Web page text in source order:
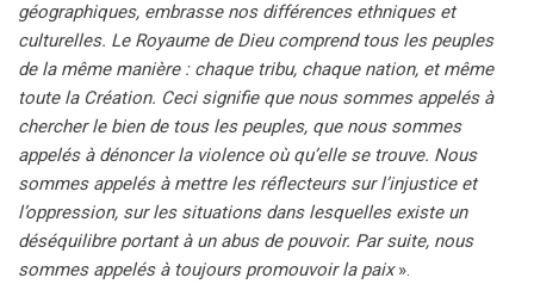
géographiques, embrasse nos différences ethniques et
culturelles. Le Royaume de Dieu comprend tous les peuples
de la même manière : chaque tribu, chaque nation, et même
toute la Création. Ceci signifie que nous sommes appelés à
chercher le bien de tous les peuples, que nous sommes
appelés à dénoncer la violence où qu’elle se trouve. Nous
sommes appelés à mettre les réflecteurs sur l’injustice et
l’oppression, sur les situations dans lesquelles existe un
déséquilibre portant à un abus de pouvoir. Par suite, nous
sommes appelés à toujours promouvoir la paix».